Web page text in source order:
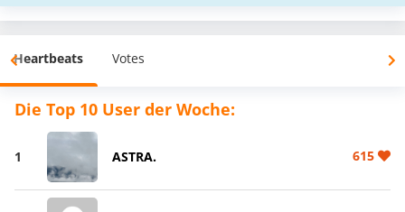
Heartbeats Votes
Die Top 10 User der Woche:
1 ASTRA. 615